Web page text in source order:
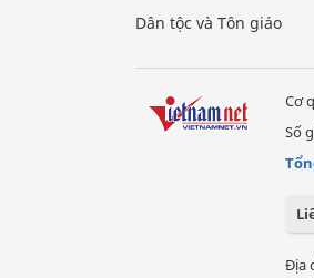
Dân tộc và Tôn giáo
Cơ
Số
Địa